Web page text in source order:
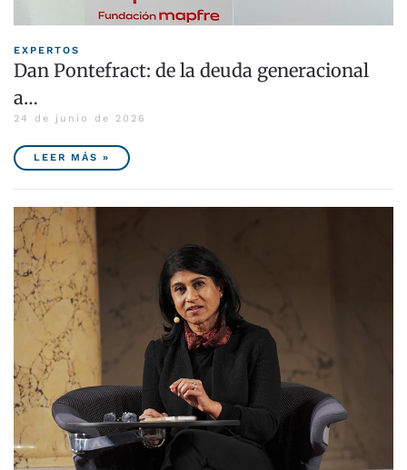
EXPERTOS
Dan Pontefract: de la deuda generacional
a…
24 de junio de 2026
LEER MÁS »